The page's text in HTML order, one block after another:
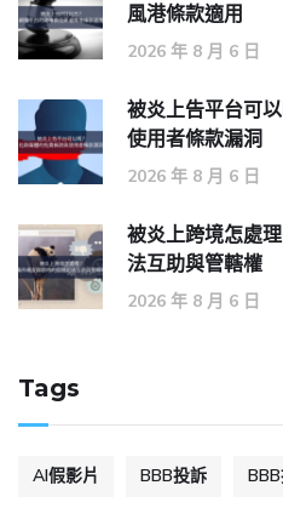
風港條款適用
2026 年 8 月 6 日
被炎上告平台可
使用者條款漏洞
2026 年 8 月 6 日
被炎上跨境怎處
法互助與管轄權
2026 年 8 月 6 日
Tags
AI假影片 BBB投訴